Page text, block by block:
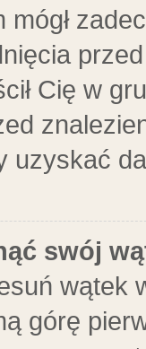
mógł
Cię w
uzyskać
swój
wątek
górę